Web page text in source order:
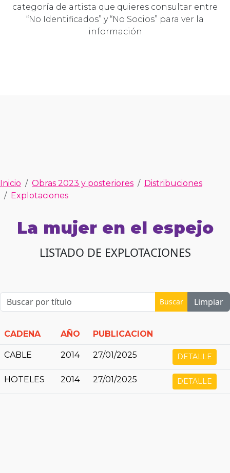
categoría de artista que quieres consultar entre
“No Identificados” y “No Socios” para ver la
información
Inicio Obras 2023 y posteriores
Distribuciones
Explotaciones
La mujer en el espejo
LISTADO DE EXPLOTACIONES
Buscar Limpiar
CADENA AÑO PUBLICACION
CABLE 2014 27/01/2025 DETALLE
HOTELES 2014 27/01/2025 DETALLE